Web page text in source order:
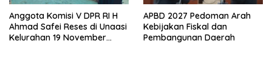
Anggota Komisi V DPR RI H
Ahmad Safei Reses di Unaasi
Kelurahan 19 November
APBD 2027 Pedoman Arah
Kebijakan Fiskal dan
Pembangunan Daerah